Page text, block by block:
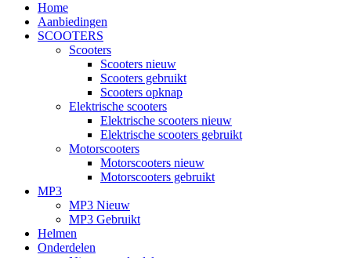
Home
Aanbiedingen
SCOOTERS
Scooters
Scooters nieuw
Scooters gebruikt
Scooters opknap
Elektrische scooters
Elektrische scooters nieuw
Elektrische scooters gebruikt
Motorscooters
Motorscooters nieuw
Motorscooters gebruikt
MP3
MP3 Nieuw
MP3 Gebruikt
Helmen
Onderdelen